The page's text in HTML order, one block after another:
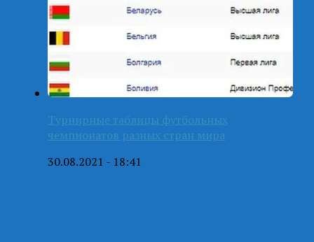
Турнирные таблицы футбольных
чемпионатов разных стран мира
30.08.2021 - 18:41